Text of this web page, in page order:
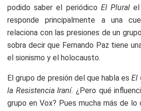
podido saber el periódico El Plural
responde principalmente a una
relaciona con las presiones de un
sobra decir que Fernando Paz tiene
el sionismo y el holocausto.
El grupo de presión del que habla es El
la Resistencia Iraní. ¿Pero qué
grupo en Vox? Pues mucha más de lo